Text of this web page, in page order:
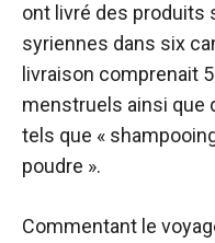
ont livré des produits
syriennes dans six
livraison comprenait
menstruels ainsi que
tels que «
poudre ».
Commentant le